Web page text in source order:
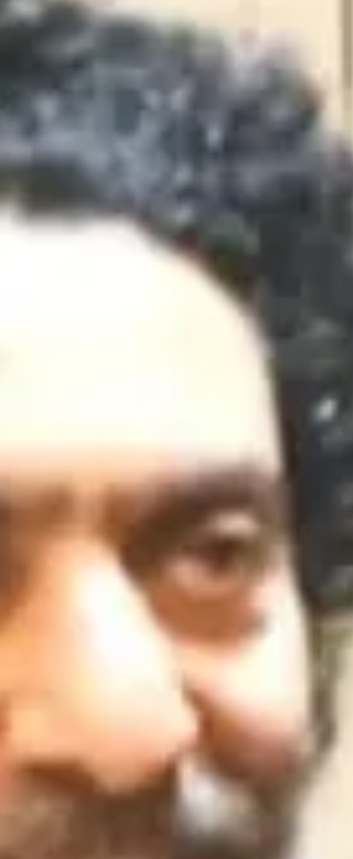
prophètes qui s’adressent au peuple et
cherchent à le convaincre de pratiquer
l’idolâtrie avec eux : «Allons après d’autres
dieux.» Que